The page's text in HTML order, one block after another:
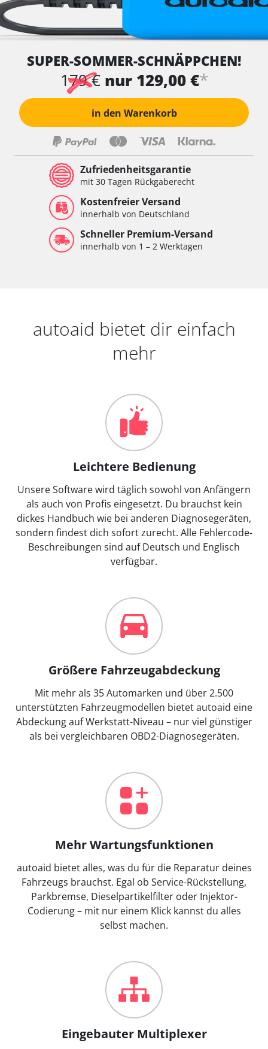
SUPER-SOMMER-SCHNÄPPCHEN!
179 € nur 129,00 €*
in den Warenkorb
Zufriedenheitsgarantie
mit 30 Tagen Rückgaberecht
Kostenfreier Versand
innerhalb von Deutschland
Schneller Premium-Versand
innerhalb von 1 – 2 Werktagen
autoaid bietet dir einfach
mehr
Leichtere Bedienung
Unsere Software wird täglich sowohl von Anfängern
als auch von Profis eingesetzt. Du brauchst kein
dickes Handbuch wie bei anderen Diagnosegeräten,
sondern findest dich sofort zurecht. Alle Fehlercode-
Beschreibungen sind auf Deutsch und Englisch
verfügbar.
Größere Fahrzeugabdeckung
Mit mehr als 35 Automarken und über 2.500
unterstützten Fahrzeugmodellen bietet autoaid eine
Abdeckung auf Werkstatt-Niveau – nur viel günstiger
als bei vergleichbaren OBD2-Diagnosegeräten.
Mehr Wartungsfunktionen
autoaid bietet alles, was du für die Reparatur deines
Fahrzeugs brauchst. Egal ob Service-Rückstellung,
Parkbremse, Dieselpartikelfilter oder Injektor-
Codierung – mit nur einem Klick kannst du alles
selbst machen.
Eingebauter Multiplexer